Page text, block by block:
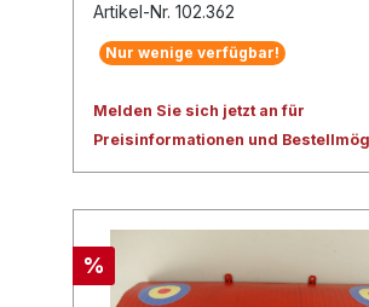
Artikel-Nr. 102.362
Nur wenige verfügbar!
Melden Sie sich jetzt an für
Preisinformationen und
%